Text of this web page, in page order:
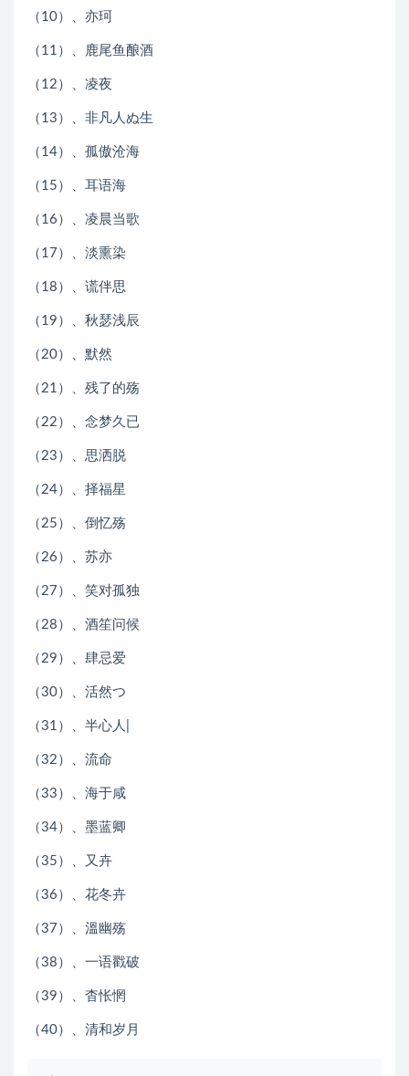
（10）、亦珂
（11）、鹿尾鱼酿酒
（12）、凌夜
（13）、非凡人ぬ生
（14）、孤傲沧海
（15）、耳语海
（16）、凌晨当歌
（17）、淡熏染
（18）、谎伴思
（19）、秋瑟浅辰
（20）、默然
（21）、残了的殇
（22）、念梦久已
（23）、思洒脱
（24）、择福星
（25）、倒忆殇
（26）、苏亦
（27）、笑对孤独
（28）、酒笙问候
（29）、肆忌爱
（30）、活然つ
（31）、半心人|
（32）、流命
（33）、海于咸
（34）、墨蓝卿
（35）、又卉
（36）、花冬卉
（37）、溫幽殇
（38）、一语戳破
（39）、杳怅惘
（40）、清和岁月